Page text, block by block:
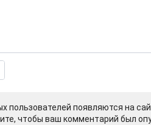
пользователей появляются на
чтобы ваш комментарий был